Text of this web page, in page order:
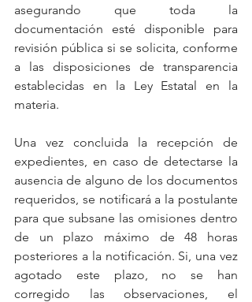
asegurando que toda la
documentación esté disponible para
revisión pública si se solicita, conforme
a las disposiciones de transparencia
establecidas en la Ley Estatal en la
materia.
Una vez concluida la recepción de
expedientes, en caso de detectarse la
ausencia de alguno de los documentos
requeridos, se notificará a la postulante
para que subsane las omisiones dentro
de un plazo máximo de 48 horas
posteriores a la notificación. Si, una vez
agotado este plazo, no se han
corregido las observaciones, el